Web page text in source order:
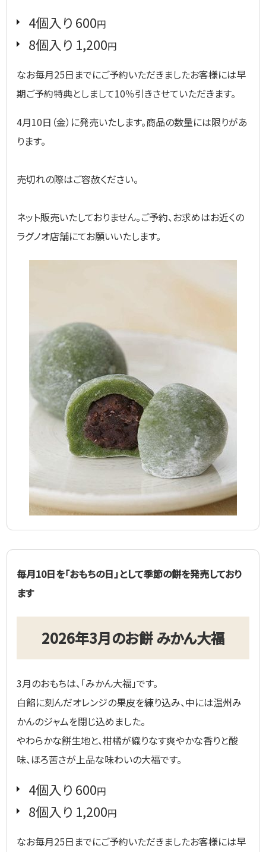
4個入り 600円
8個入り 1,200円
なお毎月25日までにご予約いただきましたお客様には早
期ご予約特典としまして10％引きさせていただきます。
4月10日（金）に発売いたします。商品の数量には限りがあ
ります。
売切れの際はご容赦ください。
ネット販売いたしておりません。ご予約、お求めはお近くの
ラグノオ店舗にてお願いいたします。
毎月10日を「おもちの日」として季節の餅を発売しており
ます
2026年3月のお餅 みかん大福
3月のおもちは、「みかん大福」です。
白餡に刻んだオレンジの果皮を練り込み、中には温州み
かんのジャムを閉じ込めました。
やわらかな餅生地と、柑橘が織りなす爽やかな香りと酸
味、ほろ苦さが上品な味わいの大福です。
4個入り 600円
8個入り 1,200円
なお毎月25日までにご予約いただきましたお客様には早